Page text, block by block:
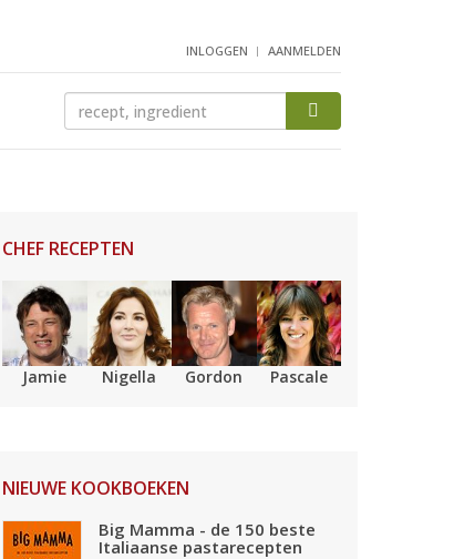
INLOGGEN AANMELDEN
CHEF RECEPTEN
Jamie Nigella Gordon Pascale
NIEUWE KOOKBOEKEN
Big Mamma - de 150 beste
Italiaanse pastarecepten